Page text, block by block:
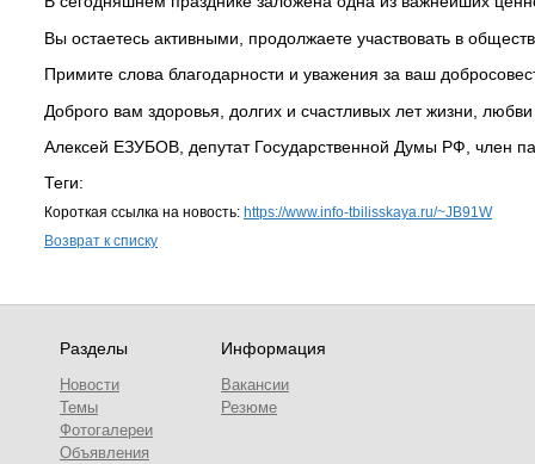
Вы остаетесь активными, продолжаете участвовать в
Примите слова благодарности и уважения за ваш
Доброго вам здоровья, долгих и счастливых лет жизни,
Алексей ЕЗУБОВ, депутат Государственной Думы РФ, член
Теги:
Короткая ссылка на новость: https://www.info-tbilisskaya.ru/~JB91W
Возврат к списку
Разделы
Новости
Темы
Фотогалереи
Объявления
Информация
Вакансии
Резюме